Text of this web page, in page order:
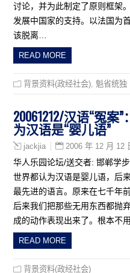
讨论，并为此制定了原则框架
发展中国家的支持。以法国为
该脱离…
READ MORE
背景资料(政经社会) 魁省统独
20061212/汉语“冤案
为汉语是“婴儿语”
jackjia 2006 年 12 月 12
华人乐园论坛/送交者: 邯郸学
世界都认为汉语是婴儿语，后
最先进的语言。原来在七千年
后来我们把那些无用东西都抛
成的动作表现出来了。根本不
READ MORE
背景资料(政经社会)